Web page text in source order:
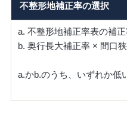
不整形地補正率の選択
a. 不整形地補正率表の補
b. 奥行長大補正率 × 間口
a.かb.のうち、いずれか低